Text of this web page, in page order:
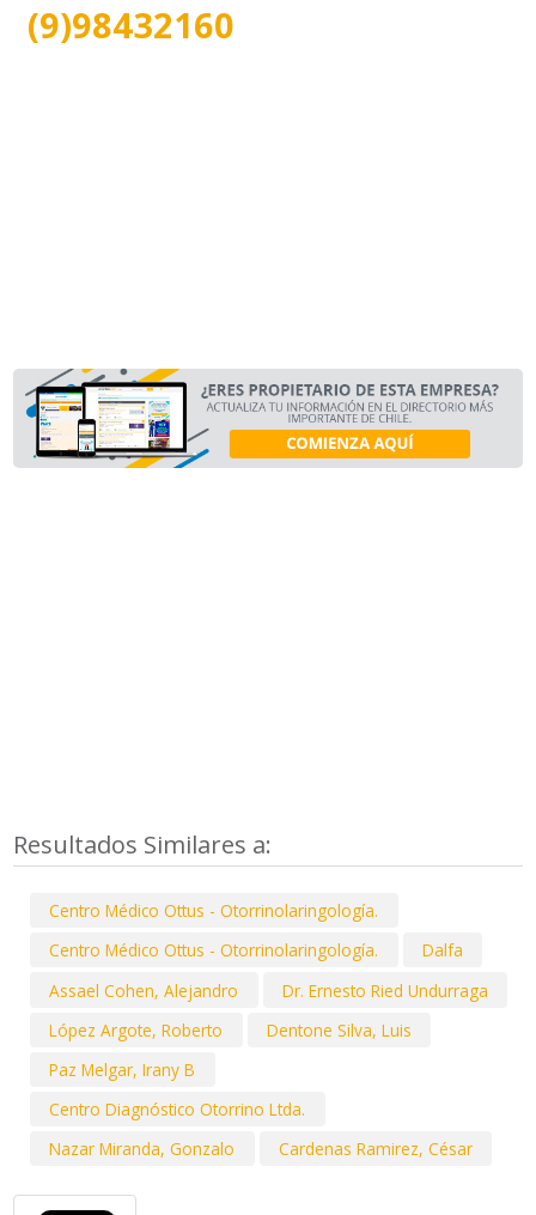
(9)98432160
Resultados Similares a:
Centro Médico Ottus - Otorrinolaringología.
Centro Médico Ottus - Otorrinolaringología.
Dalfa
Assael Cohen, Alejandro
Dr. Ernesto Ried Undurraga
López Argote, Roberto
Dentone Silva, Luis
Paz Melgar, Irany B
Centro Diagnóstico Otorrino Ltda.
Nazar Miranda, Gonzalo
Cardenas Ramirez, César